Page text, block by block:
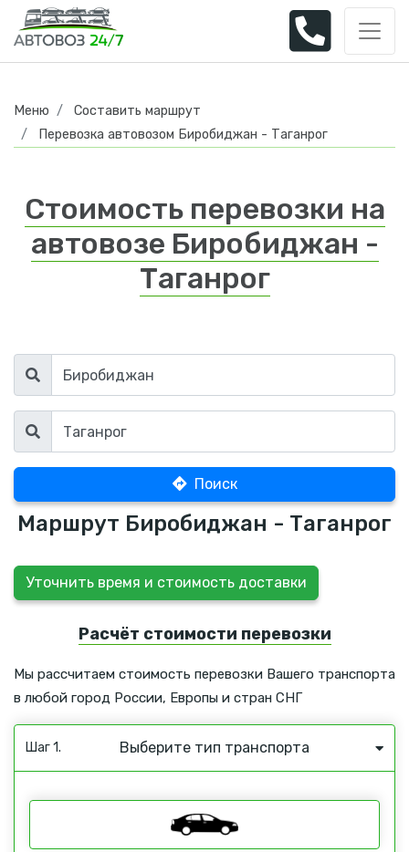
Меню
Составить маршрут
Перевозка автовозом Биробиджан - Таганрог
Стоимость перевозки на
автовозе Биробиджан -
Таганрог
Поиск
Маршрут Биробиджан - Таганрог
Уточнить время и стоимость доставки
Расчёт стоимости перевозки
Мы рассчитаем стоимость перевозки Вашего транспорта
в любой город России, Европы и стран СНГ
Шаг 1. Выберите тип транспорта